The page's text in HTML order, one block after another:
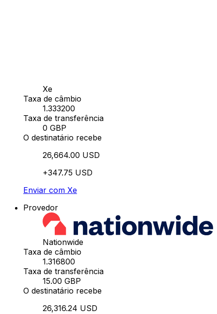
Xe
Taxa de câmbio
1.333200
Taxa de transferência
0 GBP
O destinatário recebe
26,664.00 USD
+347.75 USD
Enviar com Xe
Provedor
Nationwide
Taxa de câmbio
1.316800
Taxa de transferência
15.00 GBP
O destinatário recebe
26,316.24 USD